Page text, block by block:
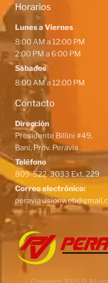
Horarios
Lunes a Viernes
8:00 AM a 12:00 PM
2:00 PM a 6:00 PM
Sábados
8:00 AM a 12:00 PM
Contacto
Dirección
Presidente Billini #49,
Baní, Prov. Peravia
Teléfono
809-522-3033 Ext. 229
Correo electrónico: